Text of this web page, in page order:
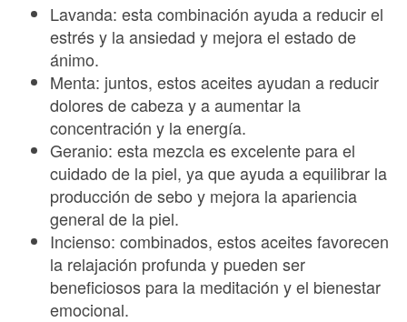
Lavanda: esta combinación ayuda a reducir el
estrés y la ansiedad y mejora el estado de
ánimo.
Menta: juntos, estos aceites ayudan a reducir
dolores de cabeza y a aumentar la
concentración y la energía.
Geranio: esta mezcla es excelente para el
cuidado de la piel, ya que ayuda a equilibrar la
producción de sebo y mejora la apariencia
general de la piel.
Incienso: combinados, estos aceites favorecen
la relajación profunda y pueden ser
beneficiosos para la meditación y el bienestar
emocional.